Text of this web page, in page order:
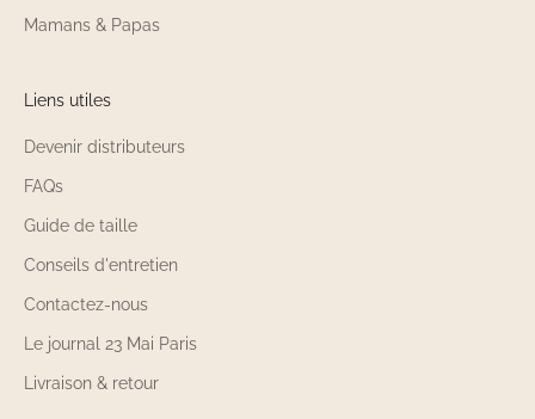
Mamans & Papas
Liens utiles
Devenir distributeurs
FAQs
Guide de taille
Conseils d'entretien
Contactez-nous
Le journal 23 Mai Paris
Livraison & retour